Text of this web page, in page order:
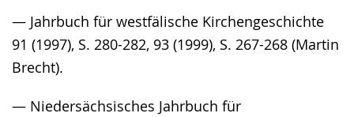
— Jahrbuch für westfälische Kirchengeschichte
91 (1997), S. 280-282, 93 (1999), S. 267-268 (Martin
Brecht).
— Niedersächsisches Jahrbuch für